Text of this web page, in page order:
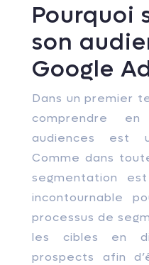
Pourquoi
son
Google
Dans un premier
comprendre
audiences est
Comme dans
segmentation
incontournable
processus de
les cibles en
prospects afin